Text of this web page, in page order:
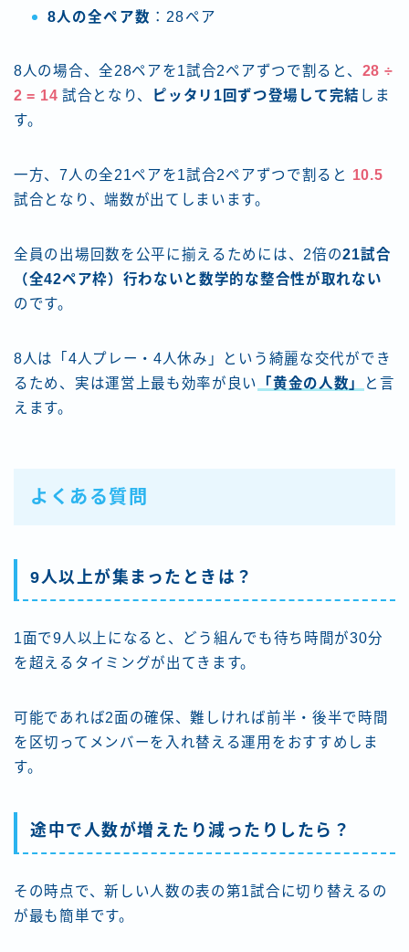
8人の全ペア数 ：28ペア
8人の場合、全28ペアを1試合2ペアずつで割ると、 28 ÷
2 = 14 試合となり、 ピッタリ1回ずつ登場して完結 しま
す。
一方、7人の全21ペアを1試合2ペアずつで割ると 10.5
試合となり、端数が出てしまいます。
全員の出場回数を公平に揃えるためには、2倍の21試合
（全42ペア枠）行わないと数学的な整合性が取れない
のです。
8人は「4人プレー・4人休み」という綺麗な交代ができ
るため、実は運営上最も効率が良い
「黄金の人数」
と言
えます。
よくある質問
9人以上が集まったときは？
1面で9人以上になると、どう組んでも待ち時間が30分
を超えるタイミングが出てきます。
可能であれば2面の確保、難しければ前半・後半で時間
を区切ってメンバーを入れ替える運用をおすすめしま
す。
途中で人数が増えたり減ったりしたら？
その時点で、新しい人数の表の第1試合に切り替えるの
が最も簡単です。